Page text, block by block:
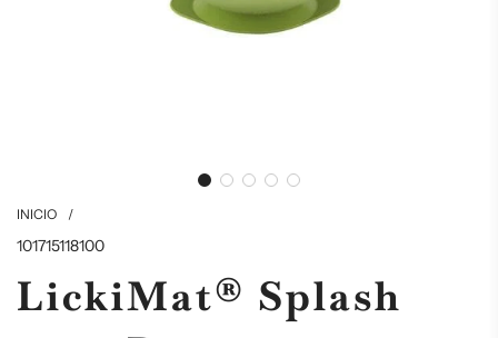
INICIO /
101715118100
LickiMat® Splash